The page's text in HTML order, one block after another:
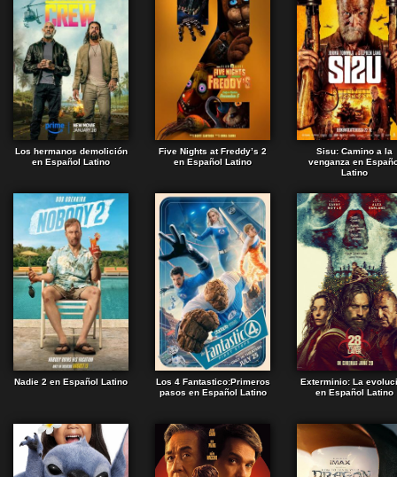
Los hermanos demolición
en Español Latino
Five Nights at Freddy’s 2
en Español Latino
Sisu: Camino a la
venganza en
Latino
Nadie 2 en Español Latino
Los 4 Fantastico:Primeros
pasos en Español Latino
Exterminio: La
en Español Latino